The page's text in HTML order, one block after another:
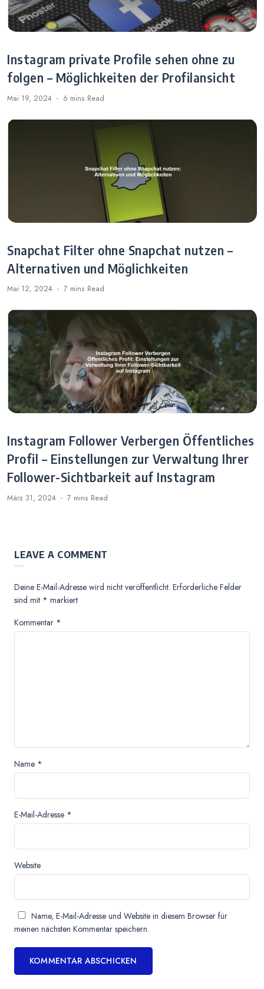
Instagram private Profile sehen ohne zu
folgen – Möglichkeiten der Profilansicht
Mai 19, 2024 6 mins Read
Snapchat Filter ohne Snapchat nutzen –
Alternativen und Möglichkeiten
Mai 12, 2024 7 mins Read
Instagram Follower Verbergen Öffentliches
Profil – Einstellungen zur Verwaltung Ihrer
Follower-Sichtbarkeit auf Instagram
März 31, 2024 7 mins Read
LEAVE A COMMENT
Deine E-Mail-Adresse wird nicht veröffentlicht. Erforderliche Felder
sind mit * markiert
Kommentar *
Name *
E-Mail-Adresse *
Website
Name, E-Mail-Adresse und Website in diesem Browser für
meinen nächsten Kommentar speichern.